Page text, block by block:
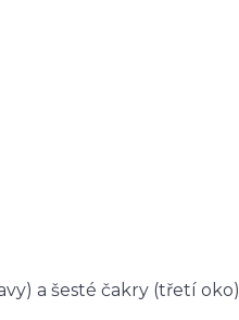
a šesté čakry (třetí oko)